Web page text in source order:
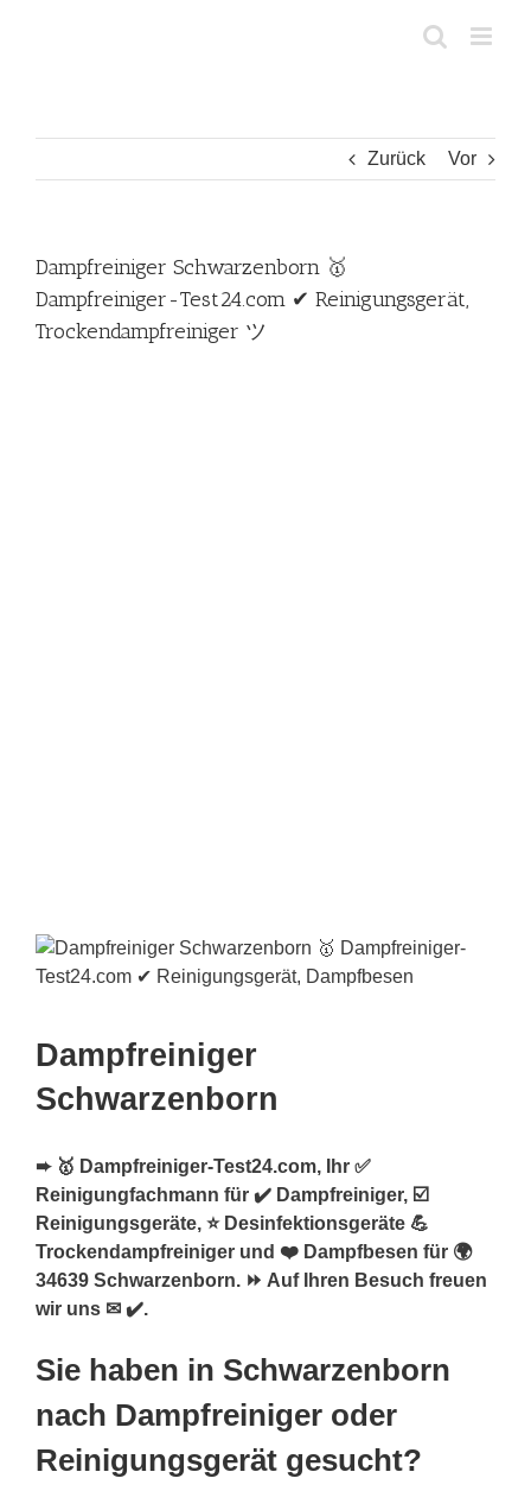
Zurück Vor
Dampfreiniger Schwarzenborn 🥇
Dampfreiniger-Test24.com ✔ Reinigungsgerät,
Trockendampfreiniger ツ
Dampfreiniger
Schwarzenborn
➨ 🥇 Dampfreiniger-Test24.com, Ihr ✅
Reinigungfachmann für ✔️ Dampfreiniger, ☑️
Reinigungsgeräte, ⭐ Desinfektionsgeräte 💪
Trockendampfreiniger und ❤️ Dampfbesen für 🌍
34639 Schwarzenborn. ⏩ Auf Ihren Besuch freuen
wir uns ✉ ✔️.
Sie haben in Schwarzenborn
nach Dampfreiniger oder
Reinigungsgerät gesucht?